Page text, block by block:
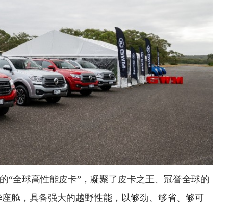
“全球高性能皮卡”，凝聚了皮卡之王、冠誉全球的
舱，具备强大的越野性能，以够劲、够省、够可